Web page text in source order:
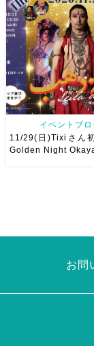
ださい
お待ちし
Ashraqat
岡山・8/22(
申し込みスタート
イベントブ
11/29(日)Tixiさん
Golden Night
お問